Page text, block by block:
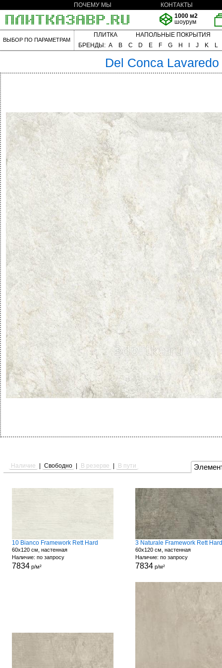
ПОЧЕМУ МЫ
КОНТАКТЫ
1000 м2
шоурум
ВЫБОР ПО ПАРАМЕТРАМ
ПЛИТКА
НАПОЛЬНЫЕ ПОКРЫТИЯ
БРЕНДЫ: A B C D E F G H J K L
Del Conca Lavaredo
Наличие Свободно В резерве В пути
10 Bianco Framework Rett Hard
60x120 см, настенная
Наличие: по запросу
7834р/м²
3 Naturale Framework Rett Hard
60x120 см, настенная
Наличие: по запросу
7834р/м²